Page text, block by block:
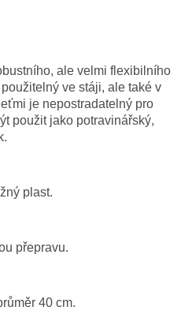
ale velmi flexibilního
ve stáji, ale také v
je nepostradatelný pro
použit jako potravinářský,
plast.
přepravu.
40 cm.